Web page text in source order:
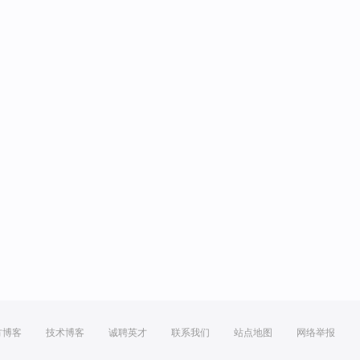
博客 技术博客 诚聘英才 联系我们 站点地图 网络举报